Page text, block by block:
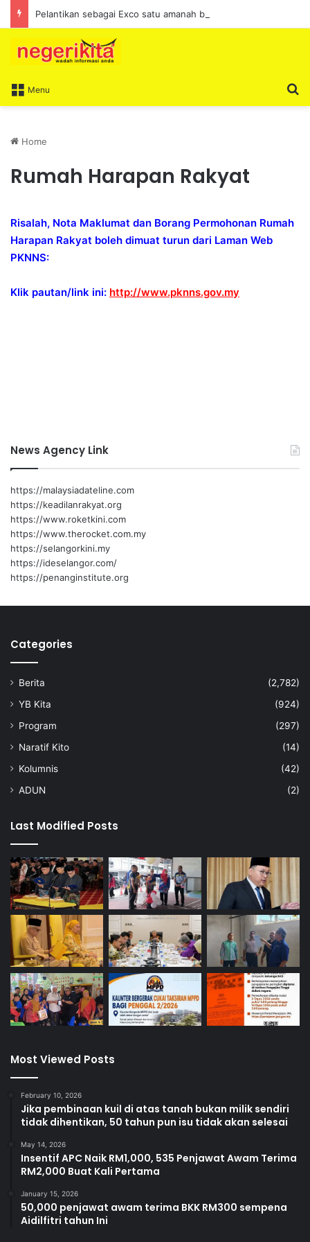
Menu
Home
Rumah Harapan Rakyat
Risalah, Nota Maklumat dan Borang Permohonan Rumah
Harapan Rakyat boleh dimuat turun dari Laman Web
PKNNS:
Klik pautan/link ini: http://www.pknns.gov.my
News Agency Link
https://malaysiadateline.com
https://keadilanrakyat.org
https://www.roketkini.com
https://www.therocket.com.my
https://selangorkini.my
https://ideselangor.com/
https://penanginstitute.org
Categories
Berita
(2,782)
YB Kita
(924)
Program
(297)
Naratif Kito
(14)
Kolumnis
(42)
ADUN
(2)
Last Modified Posts
Most Viewed Posts
February 10, 2026
Jika pembinaan kuil di atas tanah bukan milik sendiri
tidak dihentikan, 50 tahun pun isu tidak akan selesai
May 14, 2026
Insentif APC Naik RM1,000, 535 Penjawat Awam Terima
RM2,000 Buat Kali Pertama
January 15, 2026
50,000 penjawat awam terima BKK RM300 sempena
Aidilfitri tahun Ini